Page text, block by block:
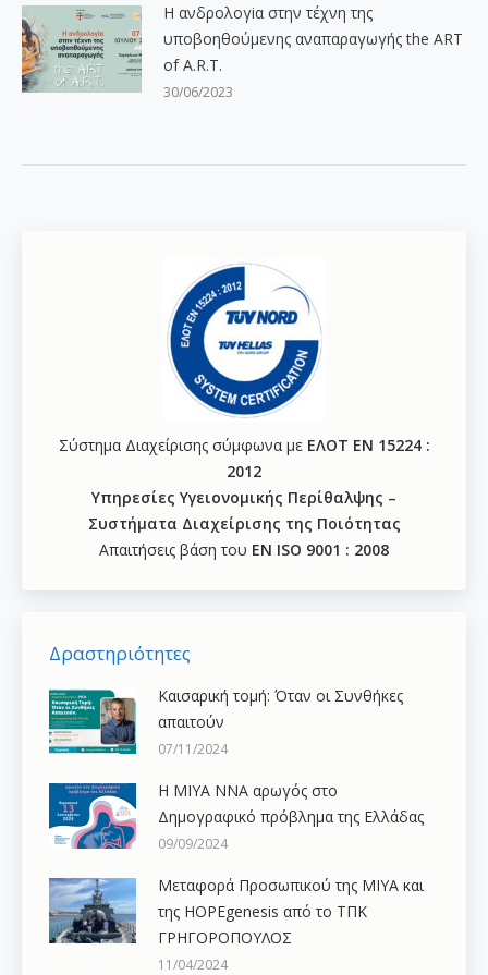
Η ανδρολογiα στην τέχνη της
υποβοηθούμενης αναπαραγωγής the ART
of A.R.T.
30/06/2023
Σύστημα Διαχείρισης σύμφωνα με ΕΛΟΤ ΕΝ 15224 :
2012
Υπηρεσίες Υγειονομικής Περίθαλψης –
Συστήματα Διαχείρισης της Ποιότητας
Απαιτήσεις βάση του ΕΝ ISO 9001 : 2008
Δραστηριότητες
Καισαρική τομή: Όταν οι Συνθήκες
απαιτούν
07/11/2024
H ΜΙΥΑ ΝΝΑ αρωγός στο
Δημογραφικό πρόβλημα της Ελλάδας
09/09/2024
Μεταφορά Προσωπικού της ΜΙΥΑ και
της HOPEgenesis από το ΤΠΚ
ΓΡΗΓΟΡΟΠΟΥΛΟΣ
11/04/2024